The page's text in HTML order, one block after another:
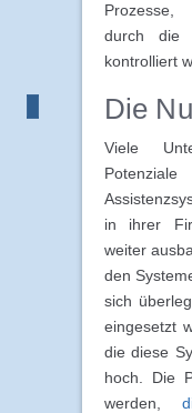
Prozesse,
durch die
kontrolliert
Die
Viele
in ihrer
weiter
den
sich
eingesetzt
die diese
hoch. Die
werden,